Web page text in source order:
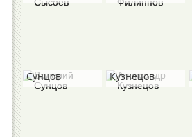
Сунцов
Кузнецов